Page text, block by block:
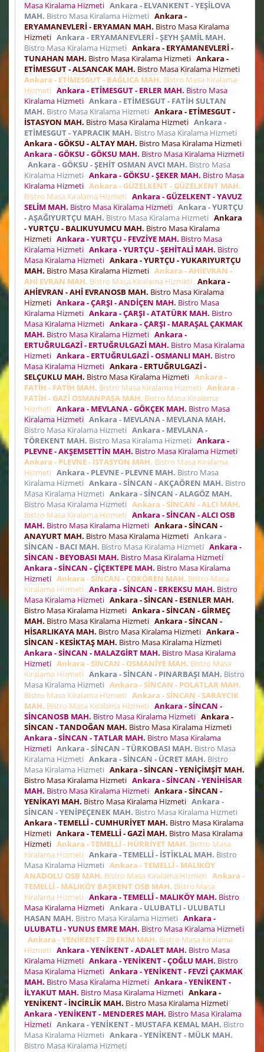
Masa Kiralama Hizmeti Ankara - ELVANKENT - YEŞİLOVA
MAH. Bistro Masa Kiralama Hizmeti Ankara -
ERYAMANEVLERİ - ERYAMAN MAH. Bistro Masa Kiralama
Hizmeti Ankara - ERYAMANEVLERİ - ŞEYH ŞAMİL MAH.
Bistro Masa Kiralama Hizmeti Ankara - ERYAMANEVLERİ -
TUNAHAN MAH. Bistro Masa Kiralama Hizmeti Ankara -
ETİMESGUT - ALSANCAK MAH. Bistro Masa Kiralama Hizmeti
Ankara - ETİMESGUT - BAĞLICA MAH. Bistro Masa Kiralama
Hizmeti Ankara - ETİMESGUT - ERLER MAH. Bistro Masa
Kiralama Hizmeti Ankara - ETİMESGUT - FATİH SULTAN
MAH. Bistro Masa Kiralama Hizmeti Ankara - ETİMESGUT -
İSTASYON MAH. Bistro Masa Kiralama Hizmeti Ankara -
ETİMESGUT - YAPRACIK MAH. Bistro Masa Kiralama Hizmeti
Ankara - GÖKSU - ALTAY MAH. Bistro Masa Kiralama Hizmeti
Ankara - GÖKSU - GÖKSU MAH. Bistro Masa Kiralama Hizmeti
Ankara - GÖKSU - ŞEHİT OSMAN AVCI MAH. Bistro Masa
Kiralama Hizmeti Ankara - GÖKSU - ŞEKER MAH. Bistro Masa
Kiralama Hizmeti Ankara - GÜZELKENT - GÜZELKENT MAH.
Bistro Masa Kiralama Hizmeti Ankara - GÜZELKENT - YAVUZ
SELİM MAH. Bistro Masa Kiralama Hizmeti Ankara - YURTÇU
- AŞAĞIYURTÇU MAH. Bistro Masa Kiralama Hizmeti Ankara
- YURTÇU - BALIKUYUMCU MAH. Bistro Masa Kiralama
Hizmeti Ankara - YURTÇU - FEVZİYE MAH. Bistro Masa
Kiralama Hizmeti Ankara - YURTÇU - ŞEHİTALİ MAH. Bistro
Masa Kiralama Hizmeti Ankara - YURTÇU - YUKARIYURTÇU
MAH. Bistro Masa Kiralama Hizmeti Ankara - AHİEVRAN -
AHİ EVRAN MAH. Bistro Masa Kiralama Hizmeti Ankara -
AHİEVRAN - AHİ EVRANOSB MAH. Bistro Masa Kiralama
Hizmeti Ankara - ÇARŞI - ANDİÇEN MAH. Bistro Masa
Kiralama Hizmeti Ankara - ÇARŞI - ATATÜRK MAH. Bistro
Masa Kiralama Hizmeti Ankara - ÇARŞI - MARAŞAL ÇAKMAK
MAH. Bistro Masa Kiralama Hizmeti Ankara -
ERTUĞRULGAZİ - ERTUĞRULGAZİ MAH. Bistro Masa Kiralama
Hizmeti Ankara - ERTUĞRULGAZİ - OSMANLI MAH. Bistro
Masa Kiralama Hizmeti Ankara - ERTUĞRULGAZİ -
SELÇUKLU MAH. Bistro Masa Kiralama Hizmeti Ankara -
FATİH - FATİH MAH. Bistro Masa Kiralama Hizmeti Ankara -
FATİH - GAZİ OSMANPAŞA MAH. Bistro Masa Kiralama
Hizmeti Ankara - MEVLANA - GÖKÇEK MAH. Bistro Masa
Kiralama Hizmeti Ankara - MEVLANA - MEVLANA MAH.
Bistro Masa Kiralama Hizmeti Ankara - MEVLANA -
TÖREKENT MAH. Bistro Masa Kiralama Hizmeti Ankara -
PLEVNE - AKŞEMSETTİN MAH. Bistro Masa Kiralama Hizmeti
Ankara - PLEVNE - İSTASYON MAH. Bistro Masa Kiralama
Hizmeti Ankara - PLEVNE - PLEVNE MAH. Bistro Masa
Kiralama Hizmeti Ankara - SİNCAN - AKÇAÖREN MAH. Bistro
Masa Kiralama Hizmeti Ankara - SİNCAN - ALAGÖZ MAH.
Bistro Masa Kiralama Hizmeti Ankara - SİNCAN - ALCI MAH.
Bistro Masa Kiralama Hizmeti Ankara - SİNCAN - ALCI OSB
MAH. Bistro Masa Kiralama Hizmeti Ankara - SİNCAN -
ANAYURT MAH. Bistro Masa Kiralama Hizmeti Ankara -
SİNCAN - BACI MAH. Bistro Masa Kiralama Hizmeti Ankara -
SİNCAN - BEYOBASI MAH. Bistro Masa Kiralama Hizmeti
Ankara - SİNCAN - ÇİÇEKTEPE MAH. Bistro Masa Kiralama
Hizmeti Ankara - SİNCAN - ÇOKÖREN MAH. Bistro Masa
Kiralama Hizmeti Ankara - SİNCAN - ERKEKSU MAH. Bistro
Masa Kiralama Hizmeti Ankara - SİNCAN - ESENLER MAH.
Bistro Masa Kiralama Hizmeti Ankara - SİNCAN - GİRMEÇ
MAH. Bistro Masa Kiralama Hizmeti Ankara - SİNCAN -
HİSARLIKAYA MAH. Bistro Masa Kiralama Hizmeti Ankara -
SİNCAN - KESİKTAŞ MAH. Bistro Masa Kiralama Hizmeti
Ankara - SİNCAN - MALAZGİRT MAH. Bistro Masa Kiralama
Hizmeti Ankara - SİNCAN - OSMANİYE MAH. Bistro Masa
Kiralama Hizmeti Ankara - SİNCAN - PINARBAŞI MAH. Bistro
Masa Kiralama Hizmeti Ankara - SİNCAN - POLATLAR MAH.
Bistro Masa Kiralama Hizmeti Ankara - SİNCAN - SARAYCIK
MAH. Bistro Masa Kiralama Hizmeti Ankara - SİNCAN -
SİNCANOSB MAH. Bistro Masa Kiralama Hizmeti Ankara -
SİNCAN - TANDOĞAN MAH. Bistro Masa Kiralama Hizmeti
Ankara - SİNCAN - TATLAR MAH. Bistro Masa Kiralama
Hizmeti Ankara - SİNCAN - TÜRKOBASI MAH. Bistro Masa
Kiralama Hizmeti Ankara - SİNCAN - ÜCRET MAH. Bistro
Masa Kiralama Hizmeti Ankara - SİNCAN - YENİÇİMŞİT MAH.
Bistro Masa Kiralama Hizmeti Ankara - SİNCAN - YENİHİSAR
MAH. Bistro Masa Kiralama Hizmeti Ankara - SİNCAN -
YENİKAYI MAH. Bistro Masa Kiralama Hizmeti Ankara -
SİNCAN - YENİPEÇENEK MAH. Bistro Masa Kiralama Hizmeti
Ankara - TEMELLİ - CUMHURİYET MAH. Bistro Masa Kiralama
Hizmeti Ankara - TEMELLİ - GAZİ MAH. Bistro Masa Kiralama
Hizmeti Ankara - TEMELLİ - HÜRRİYET MAH. Bistro Masa
Kiralama Hizmeti Ankara - TEMELLİ - İSTİKLAL MAH. Bistro
Masa Kiralama Hizmeti Ankara - TEMELLİ - MALIKÖY
ANADOLU OSB MAH. Bistro Masa Kiralama Hizmeti Ankara -
TEMELLİ - MALIKÖY BAŞKENT OSB MAH. Bistro Masa
Kiralama Hizmeti Ankara - TEMELLİ - MALIKÖY MAH. Bistro
Masa Kiralama Hizmeti Ankara - ULUBATLI - ULUBATLI
HASAN MAH. Bistro Masa Kiralama Hizmeti Ankara -
ULUBATLI - YUNUS EMRE MAH. Bistro Masa Kiralama Hizmeti
Ankara - YENİKENT - 29 EKİM MAH. Bistro Masa Kiralama
Hizmeti Ankara - YENİKENT - ADALET MAH. Bistro Masa
Kiralama Hizmeti Ankara - YENİKENT - ÇOĞLU MAH. Bistro
Masa Kiralama Hizmeti Ankara - YENİKENT - FEVZİ ÇAKMAK
MAH. Bistro Masa Kiralama Hizmeti Ankara - YENİKENT -
İLYAKUT MAH. Bistro Masa Kiralama Hizmeti Ankara -
YENİKENT - İNCİRLİK MAH. Bistro Masa Kiralama Hizmeti
Ankara - YENİKENT - MENDERES MAH. Bistro Masa Kiralama
Hizmeti Ankara - YENİKENT - MUSTAFA KEMAL MAH. Bistro
Masa Kiralama Hizmeti Ankara - YENİKENT - MÜLK MAH.
Bistro Masa Kiralama Hizmeti